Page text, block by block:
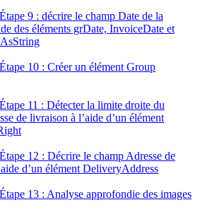
9 : décrire le champ Date de la
des éléments grDate, InvoiceDate et
10 : Créer un élément Group
11 : Détecter la limite droite du
de livraison à l’aide d’un élément
12 : Décrire le champ Adresse de
d’un élément DeliveryAddress
13 : Analyse approfondie des images